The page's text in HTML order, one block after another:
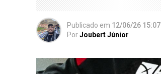
Publicado em 12/06/26 15:07
PorJoubert Júnior